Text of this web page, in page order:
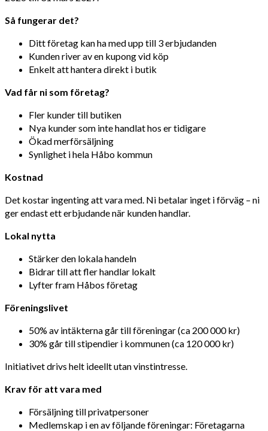
Så fungerar det?
Ditt företag kan ha med upp till 3 erbjudanden
Kunden river av en kupong vid köp
Enkelt att hantera direkt i butik
Vad får ni som företag?
Fler kunder till butiken
Nya kunder som inte handlat hos er tidigare
Ökad merförsäljning
Synlighet i hela Håbo kommun
Kostnad
Det kostar ingenting att vara med. Ni betalar inget i förväg – ni
ger endast ett erbjudande när kunden handlar.
Lokal nytta
Stärker den lokala handeln
Bidrar till att fler handlar lokalt
Lyfter fram Håbos företag
Föreningslivet
50% av intäkterna går till föreningar (ca 200 000 kr)
30% går till stipendier i kommunen (ca 120 000 kr)
Initiativet drivs helt ideellt utan vinstintresse.
Krav för att vara med
Försäljning till privatpersoner
Medlemskap i en av följande föreningar: Företagarna